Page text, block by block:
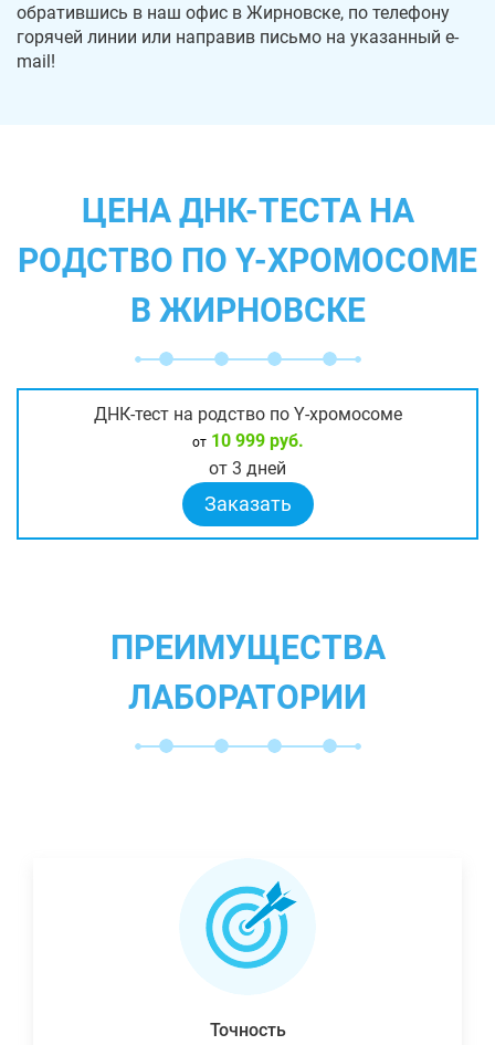
обратившись в наш офис в Жирновске, по телефону
горячей линии или направив письмо на указанный e-
mail!
ЦЕНА ДНК-ТЕСТА НА
РОДСТВО ПО Y-ХРОМОСОМЕ
В ЖИРНОВСКЕ
ДНК-тест на родство по Y-хромосоме
от10 999 руб.
от 3 дней
Заказать
ПРЕИМУЩЕСТВА
ЛАБОРАТОРИИ
Точность